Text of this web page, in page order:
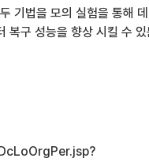
기법을 모의 실험을 통해 데
복구 성능을 향상 시킬 수 있